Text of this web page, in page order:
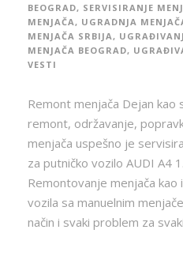
BEOGRAD, SERVISIRANJE
MENJAČA , UGRADNJA
MENJAČA SRBIJA ,
MENJAČA BEOGRAD,
VESTI
Remont menjača Dejan kao
remont, održavanje,
menjača uspešno je
za putničko vozilo AUDI A4
Remontovanje menjača
vozila sa manuelnim
način i svaki problem za